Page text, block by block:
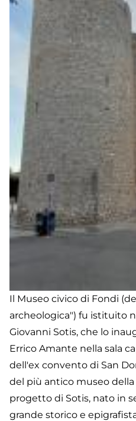
Il Museo civico di Fondi
archeologica") fu istituito
Giovanni Sotis, che lo
Errico Amante nella sala
dell'ex convento di San
del più antico museo della
progetto di Sotis, nato in
grande storico e